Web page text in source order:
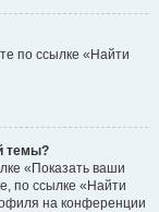
по ссылке «Найти
темы?
«Показать ваши
по ссылке «Найти
на конференции